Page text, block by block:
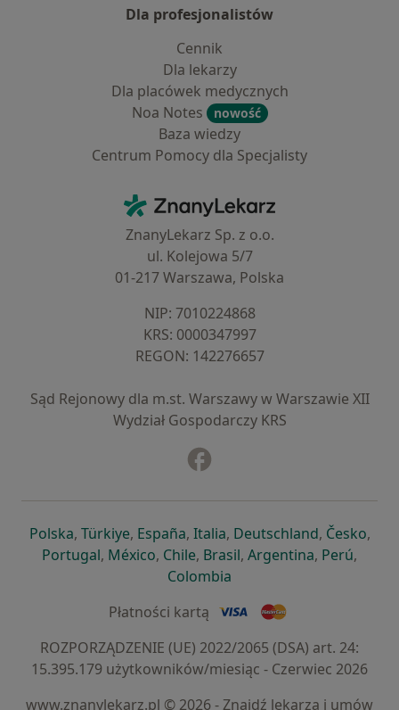
Dla profesjonalistów
Cennik
Dla lekarzy
Dla placówek medycznych
Noa Notes
nowość
Baza wiedzy
Centrum Pomocy dla Specjalisty
ZnanyLekarz - Strona główna
ZnanyLekarz Sp. z o.o.
ul. Kolejowa 5/7
01-217 Warszawa, Polska
NIP: ⁠7010224868
KRS: ⁠0000347997
REGON: ⁠142276657
Sąd Rejonowy dla m.st. Warszawy w Warszawie XII
Wydział Gospodarczy KRS
Polskaotwiera się w nowej karcie
, Türkiyeotwiera się w nowej karcie
, Españaotwiera się w nowej karcie
, Italiaotwiera się w nowej
, Deutschlandotwiera się
, Česko,
Portugalotwiera się w nowej karcie
, Méxicootwiera się w nowej karcie
, Chileotwiera się w nowej karcie
, Brasilotwiera się w nowej
, Argentinaotwiera się
, Perú,
Colombia
Płatności kartą
ROZPORZĄDZENIE (UE) 2022/2065 (DSA) art. 24:
15.395.179 użytkowników/miesiąc - Czerwiec 2026
www.znanylekarz.pl © 2026 - Znajdź lekarza i umów